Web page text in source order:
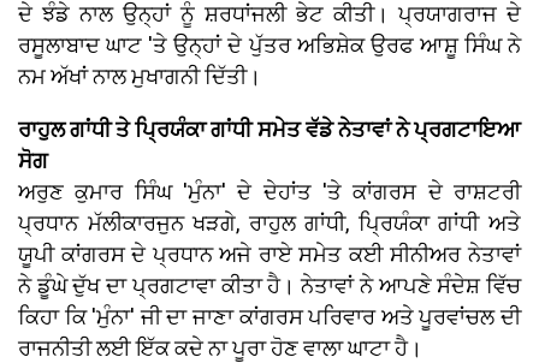
ਦੇ ਝੰਡੇ ਨਾਲ ਉਨ੍ਹਾਂ ਨੂੰ ਸ਼ਰਧਾਂਜਲੀ ਭੇਟ ਕੀਤੀ। ਪ੍ਰਯਾਗਰਾਜ ਦੇ
ਰਸੂਲਾਬਾਦ ਘਾਟ 'ਤੇ ਉਨ੍ਹਾਂ ਦੇ ਪੁੱਤਰ ਅਭਿਸ਼ੇਕ ਉਰਫ ਆਸ਼ੂ ਸਿੰਘ ਨੇ
ਨਮ ਅੱਖਾਂ ਨਾਲ ਮੁਖਾਗਨੀ ਦਿੱਤੀ।
ਰਾਹੁਲ ਗਾਂਧੀ ਤੇ ਪ੍ਰਿਯੰਕਾ ਗਾਂਧੀ ਸਮੇਤ ਵੱਡੇ ਨੇਤਾਵਾਂ ਨੇ ਪ੍ਰਗਟਾਇਆ
ਸੋਗ
ਅਰੁਣ ਕੁਮਾਰ ਸਿੰਘ 'ਮੁੰਨਾ' ਦੇ ਦੇਹਾਂਤ 'ਤੇ ਕਾਂਗਰਸ ਦੇ ਰਾਸ਼ਟਰੀ
ਪ੍ਰਧਾਨ ਮੱਲੀਕਾਰਜੁਨ ਖੜਗੇ, ਰਾਹੁਲ ਗਾਂਧੀ, ਪ੍ਰਿਯੰਕਾ ਗਾਂਧੀ ਅਤੇ
ਯੂਪੀ ਕਾਂਗਰਸ ਦੇ ਪ੍ਰਧਾਨ ਅਜੇ ਰਾਏ ਸਮੇਤ ਕਈ ਸੀਨੀਅਰ ਨੇਤਾਵਾਂ
ਨੇ ਡੂੰਘੇ ਦੁੱਖ ਦਾ ਪ੍ਰਗਟਾਵਾ ਕੀਤਾ ਹੈ। ਨੇਤਾਵਾਂ ਨੇ ਆਪਣੇ ਸੰਦੇਸ਼ ਵਿੱਚ
ਕਿਹਾ ਕਿ 'ਮੁੰਨਾ' ਜੀ ਦਾ ਜਾਣਾ ਕਾਂਗਰਸ ਪਰਿਵਾਰ ਅਤੇ ਪੂਰਵਾਂਚਲ ਦੀ
ਰਾਜਨੀਤੀ ਲਈ ਇੱਕ ਕਦੇ ਨਾ ਪੂਰਾ ਹੋਣ ਵਾਲਾ ਘਾਟਾ ਹੈ।